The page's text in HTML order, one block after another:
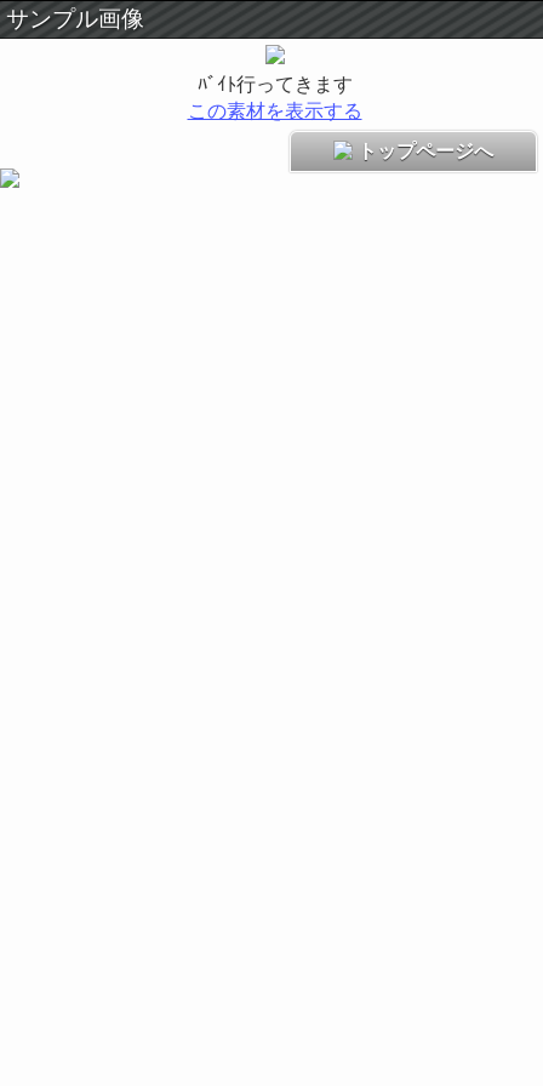
サンプル画像
ﾊﾞｲﾄ行ってきます
この素材を表示する
トップページへ